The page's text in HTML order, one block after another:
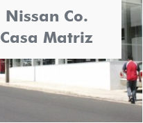
Nissan Co.
Casa Matriz